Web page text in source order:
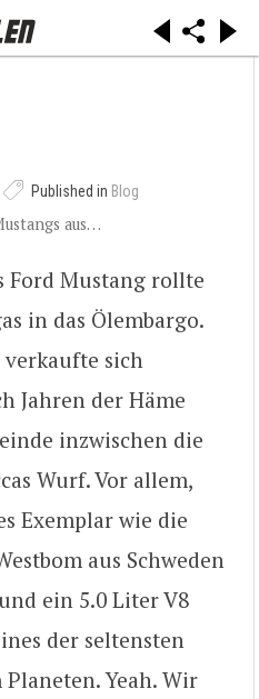
Published in Blog
aus…
Ford Mustang rollte
in das Ölembargo.
verkaufte sich
Jahren der Häme
inzwischen die
Wurf. Vor allem,
Exemplar wie die
aus Schweden
ein 5.0 Liter V8
der seltensten
Yeah. Wir